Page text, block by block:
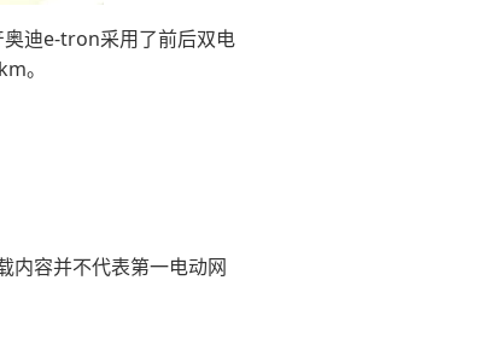
迪e-tron采用了前后双电
。
内容并不代表第一电动网